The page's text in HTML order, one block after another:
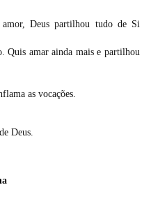
Deus partilhou tudo de Si
Quis amar ainda mais e partilhou
as vocações.
Deus.